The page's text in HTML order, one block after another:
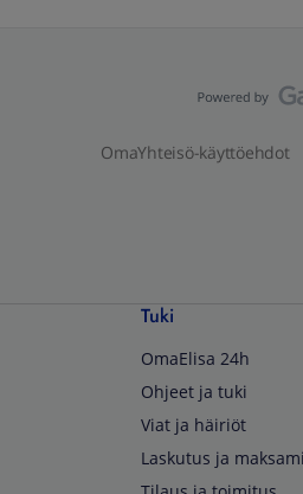
OmaYhteisö-käyttöehdot
Tuki
OmaElisa 24h
Ohjeet ja tuki
Viat ja häiriöt
Laskutus ja